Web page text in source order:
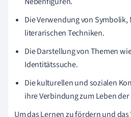
Die Verwendung von
literarischen Techniken.
Die Darstellung von Themen
Identitätssuche.
Die kulturellen und sozialen
ihre Verbindung zum Leben der
Um das Lernen zu fördern und